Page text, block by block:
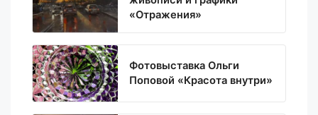
«Отражения»
Фотовыставка Ольги
Поповой «Красота внутри»